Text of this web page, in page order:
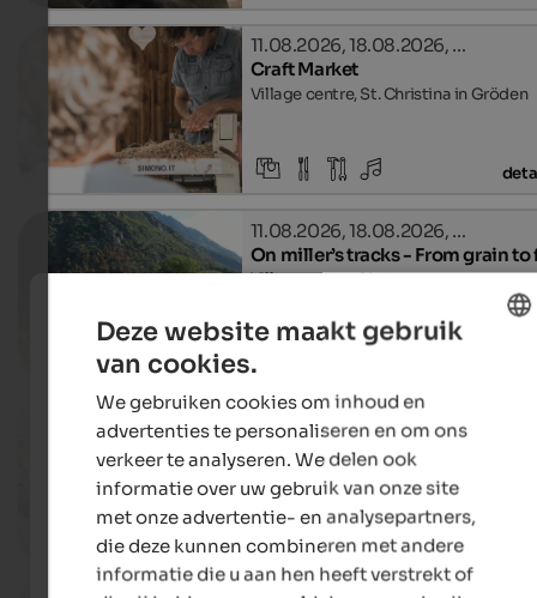
11.08.2026, 18.08.2026, …
Craft Market
Village centre, St. Christina in Gröden
11.08.2026, 18.08.2026, …
On miller’s tracks - From grain
Village centre, Naturns
09.08.2026, 29.08.2026, …
Event Market SelberGMOCHT
St. Michael, Eppan an der Weinstraße
Deze website maakt gebruik
van cookies.
We gebruiken cookies om inhoud en
advertenties te personaliseren en om ons
verkeer te analyseren. We delen ook
informatie over uw gebruik van onze site
met onze advertentie- en analysepartners,
die deze kunnen combineren met andere
informatie die u aan hen heeft verstrekt of